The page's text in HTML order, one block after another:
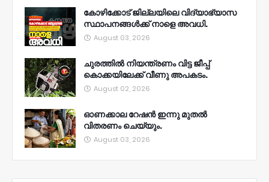
കോഴിക്കോട് ജില്ലയിലെ വിദ്യാഭ്യാസ
സ്ഥാപനങ്ങൾക്ക് നാളെ അവധി.
August 03, 2026
ചുരത്തിൽ നിയന്ത്രണം വിട്ട ജീപ്പ്
കൊക്കയിലേക്ക് വീണു അപകടം.
August 02, 2026
ഓണക്കാല റേഷൻ ഇന്നു മുതല്‍
വിതരണം ചെയ്യും.
August 03, 2026